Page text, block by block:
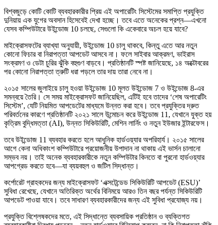
বিশ্বজুড়ে কোটি কোটি ব্যবহারকারীর প্রিয় এই অপারেটিং সিস্টেমের সমাপ্তি প্রযুক্তি
দুনিয়ায় এক যুগের অবসান হিসেবেই দেখা হচ্ছে। তবে এতে অনেকের প্রশ্ন—এখনো
যেসব কম্পিউটারে উইন্ডোজ 10 চলছে, সেগুলো কি একেবারে অচল হয়ে যাবে?
মাইক্রোসফটের ব্যাখ্যা অনুযায়ী, উইন্ডোজ 10 চালু থাকবে, কিন্তু এতে আর নতুন
কোনো ফিচার বা নিরাপত্তা আপডেট আসবে না। ফলে সাইবার আক্রমণ, ভাইরাস
সংক্রমণ ও ডেটা চুরির ঝুঁকি বহুগুণ বাড়বে। প্রতিষ্ঠানটি স্পষ্ট জানিয়েছে, ১৪ অক্টোবরের
পর কোনো নিরাপত্তা ত্রুটি ধরা পড়লে তার দায় তারা নেবে না।
২০১৫ সালের জুলাইয়ে চালু হওয়া উইন্ডোজ 10 মূলত উইন্ডোজ 7 ও উইন্ডোজ 8-এর
সমন্বয়ে তৈরি। সে সময় মাইক্রোসফট জানিয়েছিল, এটিই হবে তাদের ‘শেষ অপারেটিং
সিস্টেম’, যেটি নিয়মিত আপডেটের মাধ্যমে উন্নত করা হবে। তবে প্রযুক্তির দ্রুত
পরিবর্তনের কারণে প্রতিষ্ঠানটি ২০২১ সালে উন্মোচন করে উইন্ডোজ 11, যেখানে যুক্ত হয়
কৃত্রিম বুদ্ধিমত্তা (AI), উন্নত সিকিউরিটি, মেশিন লার্নিং ও নতুন ইউজার ইন্টারফেস।
তবে উইন্ডোজ 11 ব্যবহার করতে হলে আধুনিক হার্ডওয়্যার অপরিহার্য। ২০১৫ সালের
আগে কেনা অধিকাংশ কম্পিউটারে প্রয়োজনীয় উপাদান না থাকায় এই ভার্সন চালানো
সম্ভব নয়। তাই অনেক ব্যবহারকারীকে নতুন কম্পিউটার কিনতে বা পুরনো হার্ডওয়্যার
আপগ্রেড করতে হবে—যা ব্যয়বহুল ও জটিল সিদ্ধান্ত।
কর্পোরেট গ্রাহকদের জন্য মাইক্রোসফট ‘এক্সটেন্ডেড সিকিউরিটি আপডেট (ESU)’
সুবিধা রেখেছে, যেখানে অতিরিক্ত অর্থের বিনিময়ে আরও তিন বছর পর্যন্ত সিকিউরিটি
আপডেট পাওয়া যাবে। তবে সাধারণ ব্যবহারকারীদের জন্য এই সুবিধা প্রযোজ্য নয়।
প্রযুক্তি বিশ্লেষকদের মতে, এই সিদ্ধান্তে ব্যবসায়িক প্রতিষ্ঠান ও ব্যক্তিগত